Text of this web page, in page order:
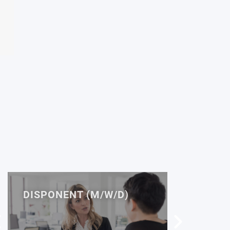
(M/W/D)
SERVICE DESK
MITARBEITER